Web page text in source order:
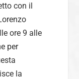
con il
ore 9 alle
per
la